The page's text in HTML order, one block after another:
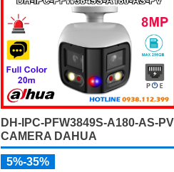
DH-IPC-PFW3849S-A180-AS-PV
CAMERA DAHUA
5%-35%